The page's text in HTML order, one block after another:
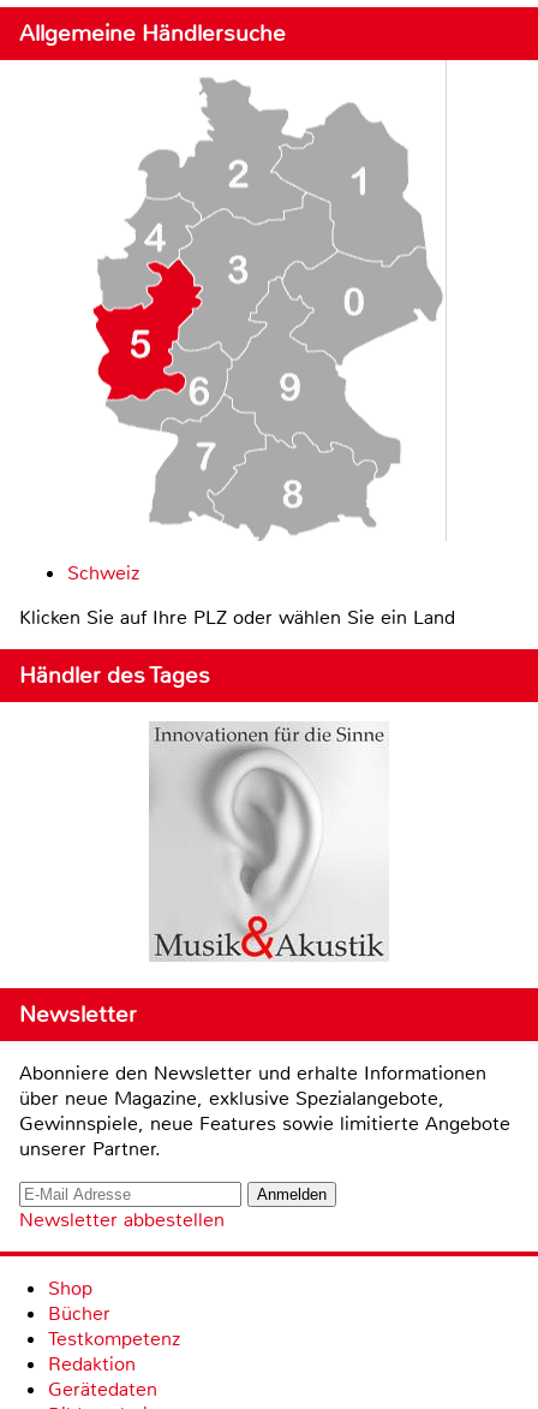
Allgemeine Händlersuche
Schweiz
Klicken Sie auf Ihre PLZ oder wählen Sie ein Land
Händler des Tages
Newsletter
Abonniere den Newsletter und erhalte Informationen
über neue Magazine, exklusive Spezialangebote,
Gewinnspiele, neue Features sowie limitierte Angebote
unserer Partner.
Newsletter abbestellen
Shop
Bücher
Testkompetenz
Redaktion
Gerätedaten